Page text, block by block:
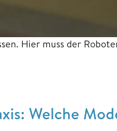
Hier muss der
Welche